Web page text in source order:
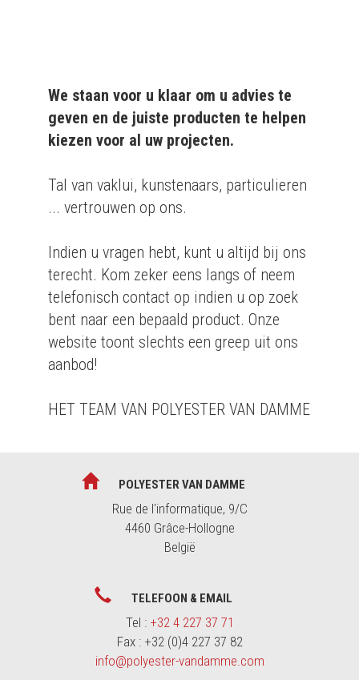
We staan voor u klaar om u advies te
geven en de juiste producten te helpen
kiezen voor al uw projecten.
Tal van vaklui, kunstenaars, particulieren
... vertrouwen op ons.
Indien u vragen hebt, kunt u altijd bij ons
terecht. Kom zeker eens langs of neem
telefonisch contact op indien u op zoek
bent naar een bepaald product. Onze
website toont slechts een greep uit ons
aanbod!
HET TEAM VAN POLYESTER VAN DAMME
POLYESTER VAN DAMME
Rue de l'informatique, 9/C
4460 Grâce-Hollogne
België
TELEFOON & EMAIL
Tel : +32 4 227 37 71
Fax : +32 (0)4 227 37 82
info@polyester-vandamme.com